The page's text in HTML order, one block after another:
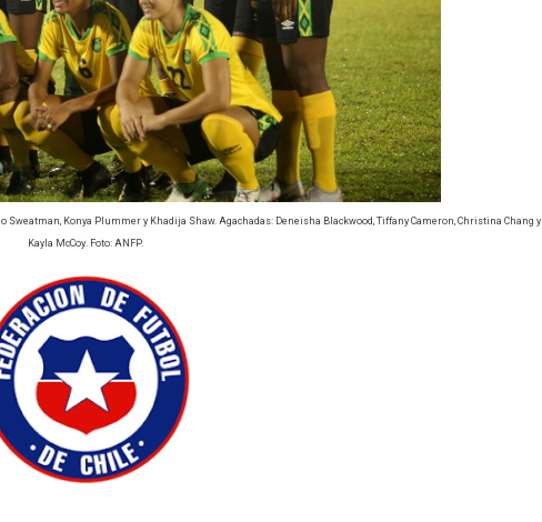
Sweatman, Konya Plummer y Khadija Shaw. Agachadas: Deneisha Blackwood, Tiffany Cameron, Christina Chang y
Kayla McCoy. Foto: ANFP.